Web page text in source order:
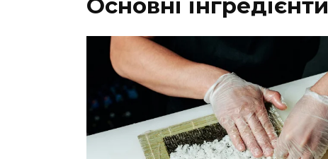
Основні інгредієнти